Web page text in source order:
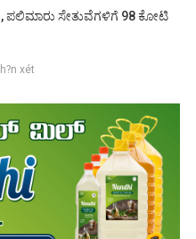
ಪಲಿಮಾರು ಸೇತುವೆಗಳಿಗೆ 98 ಕೋಟಿ
xét